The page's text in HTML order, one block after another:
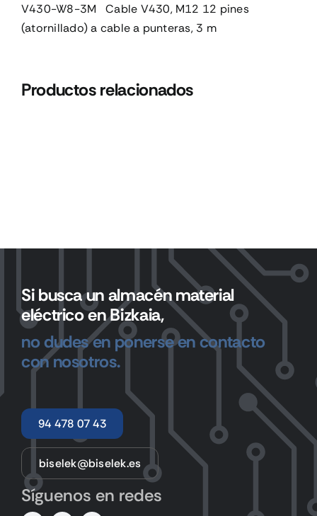
V430-W8-3M Cable V430, M12 12 pines
(atornillado) a cable a punteras, 3 m
Productos relacionados
Si busca un almacén material
eléctrico en Bizkaia,
no dudes en ponerse en contacto
con nosotros.
94 478 07 43
biselek@biselek.es
Síguenos en redes